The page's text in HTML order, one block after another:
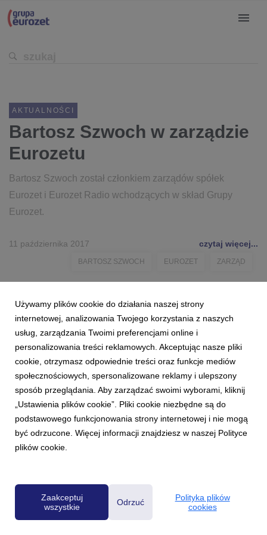
AKTUALNOŚCI
Bartosz Szwoch w zarządzie
Eurozetu
Bartosz Szwoch został członkiem zarządów spółek
Eurozet i Eurozet Radio wchodzących w skład Grupy
Eurozet.
11 października 2017 czytaj więcej...
BARTOSZ SZWOCH EUROZET ZARZĄD
Powered by
Używamy plików cookie do działania naszej strony
internetowej, analizowania Twojego korzystania z naszych
usług, zarządzania Twoimi preferencjami online i
personalizowania treści reklamowych. Akceptując nasze pliki
cookie, otrzymasz odpowiednie treści oraz funkcje mediów
społecznościowych, spersonalizowane reklamy i ulepszony
sposób przeglądania. Aby zarządzać swoimi wyborami, kliknij
„Ustawienia plików cookie”. Pliki cookie niezbędne są do
podstawowego funkcjonowania strony internetowej i nie mogą
być odrzucone. Więcej informacji znajdziesz w naszej Polityce
plików cookie.
Zaakceptuj
wszystkie
Odrzuć
Polityka plików
cookies